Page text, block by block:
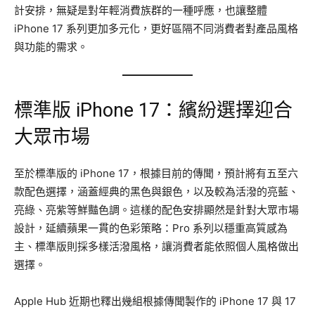
計安排，無疑是對年輕消費族群的一種呼應，也讓整體
iPhone 17 系列更加多元化，更好區隔不同消費者對產品風格
與功能的需求。
標準版 iPhone 17：繽紛選擇迎合
大眾市場
至於標準版的 iPhone 17，根據目前的傳聞，預計將有五至六
款配色選擇，涵蓋經典的黑色與銀色，以及較為活潑的亮藍、
亮綠、亮紫等鮮豔色調。這樣的配色安排顯然是針對大眾市場
設計，延續蘋果一貫的色彩策略：Pro 系列以穩重高質感為
主、標準版則採多樣活潑風格，讓消費者能依照個人風格做出
選擇。
Apple Hub 近期也釋出幾組根據傳聞製作的 iPhone 17 與 17